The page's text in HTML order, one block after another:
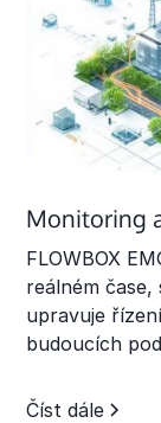
Monitoring
FLOWBOX
reálném
upravuje
budoucích
Číst dále